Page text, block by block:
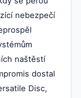
nebezpečí
naštěstí
dostal
Disc,